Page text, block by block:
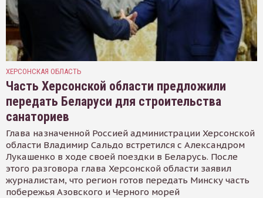
ХЕРСОНСКАЯ ОБЛАСТЬ
Часть Херсонской области предложили
передать Беларуси для строительства
санаториев
Глава назначенной Россией администрации Херсонской
области Владимир Сальдо встретился с Александром
Лукашенко в ходе своей поездки в Беларусь. После
этого разговора глава Херсонской области заявил
журналистам, что регион готов передать Минску часть
побережья Азовского и Черного морей